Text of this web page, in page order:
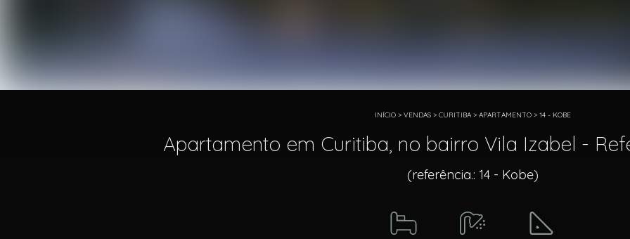
INÍCIO> VENDAS> CURITIBA> APARTAMENTO> 14 - KOBE
Apartamento em Curitiba, no bairro Vila Izabel -
(referência.: 14 - Kobe)